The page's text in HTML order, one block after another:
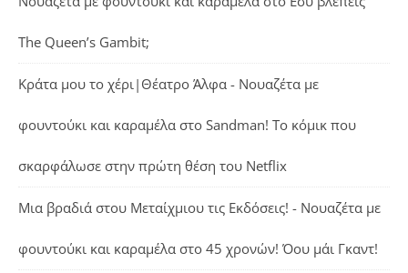
The Queen’s Gambit;
Κράτα μου το χέρι|Θέατρο Άλφα - Νουαζέτα με
φουντούκι και καραμέλα στο Sandman! Το κόμικ που
σκαρφάλωσε στην πρώτη θέση του Netflix
Μια βραδιά στου Μεταίχμιου τις Εκδόσεις! - Νουαζέτα με
φουντούκι και καραμέλα στο 45 χρονών! Όου μάι Γκαντ!